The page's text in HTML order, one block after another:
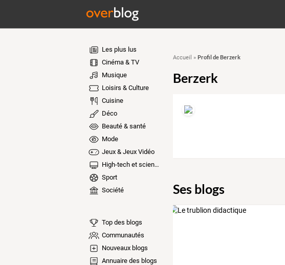
Les plus lus
Cinéma & TV
Musique
Loisirs & Culture
Cuisine
Déco
Beauté & santé
Mode
Jeux & Jeux Vidéo
High-tech et sciences
Sport
Société
Top des blogs
Communautés
Nouveaux blogs
Annuaire des blogs
Accueil » Profil de Berzerk
Berzerk
Ses blogs